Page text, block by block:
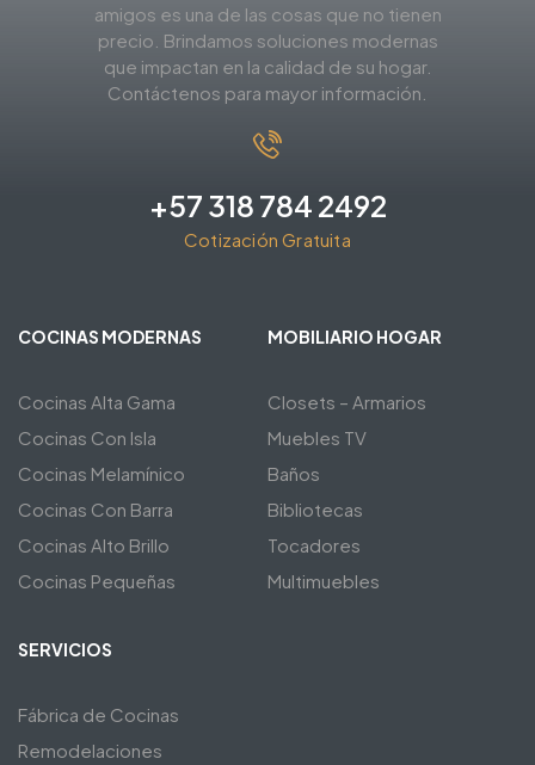
amigos es una de las cosas que no tienen
precio. Brindamos soluciones modernas
que impactan en la calidad de su hogar.
Contáctenos para mayor información.
+57 318 784 2492
Cotización Gratuita
COCINAS MODERNAS
Cocinas Alta Gama
Cocinas Con Isla
Cocinas Melamínico
Cocinas Con Barra
Cocinas Alto Brillo
Cocinas Pequeñas
MOBILIARIO HOGAR
Closets – Armarios
Muebles TV
Baños
Bibliotecas
Tocadores
Multimuebles
SERVICIOS
Fábrica de Cocinas
Remodelaciones